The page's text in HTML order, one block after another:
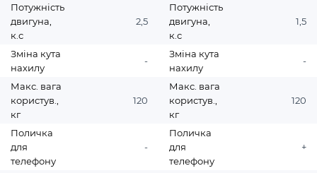
Потужність
двигуна,
к.с
2,5
Зміна кута
нахилу
-
Макс. вага
користув.,
кг
120
Поличка
для
телефону
-
Потужність
двигуна,
к.с
1,5
Зміна кута
нахилу
-
Макс. вага
користув.,
кг
120
Поличка
для
телефону
+